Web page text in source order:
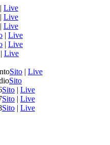
| Live
| Live
| Live
| Live
| Live
| Live
Sito | Live
Sito
Sito | Live
Sito | Live
Sito | Live